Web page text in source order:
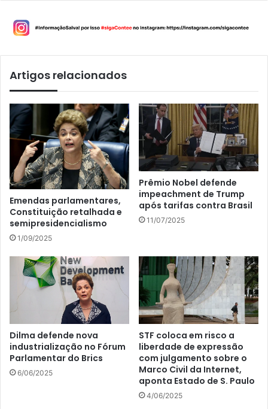
Artigos relacionados
Emendas parlamentares,
Constituição retalhada e
semipresidencialismo
1/09/2025
Prêmio Nobel defende
impeachment de Trump
após tarifas contra Brasil
11/07/2025
Dilma defende nova
industrialização no Fórum
Parlamentar do Brics
6/06/2025
STF coloca em risco a
liberdade de expressão
com julgamento sobre o
Marco Civil da Internet,
aponta Estado de S. Paulo
4/06/2025